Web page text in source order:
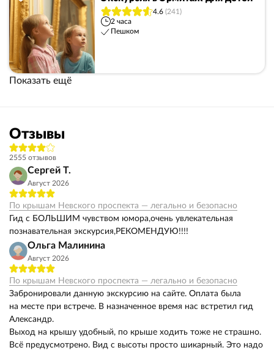
4.6 (241)
2 часа
Пешком
Показать ещё
Отзывы
2555 отзывов
Сергей Т.
Август 2026
По крышам Невского проспекта — легально и безопасно
Гид с БОЛЬШИМ чувством юмора,очень увлекательная
познавательная экскурсия,РЕКОМЕНДУЮ!!!!
Ольга Малинина
Август 2026
По крышам Невского проспекта — легально и безопасно
Забронировали данную экскурсию на сайте. Оплата была
на месте при встрече. В назначенное время нас встретил гид
Александр.
Выход на крышу удобный, по крыше ходить тоже не страшно.
Всё предусмотрено. Вид с высоты просто шикарный. Это надо